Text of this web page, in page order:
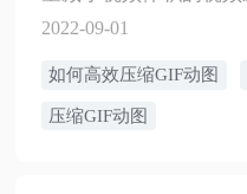
具，并且能输出高清晰
间资源。
2022-09-01
如何高效压缩GIF动图
压缩GIF动图